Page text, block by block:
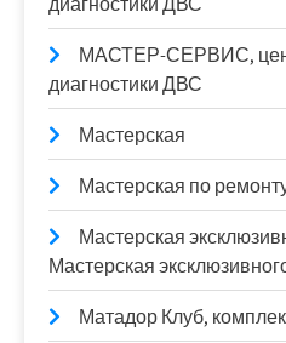
МАСТЕР-СЕРВИС,
диагностики ДВС
Мастерская
Мастерская по
Мастерская
Мастерская
Матадор Клуб,